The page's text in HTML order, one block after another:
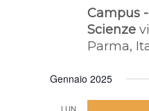
Campus
Scienze
Parma,
Gennaio 2025
LUN